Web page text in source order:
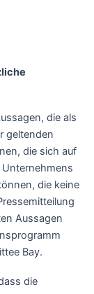
die als
geltenden
die sich auf
die keine
Aussagen
Bay.
die